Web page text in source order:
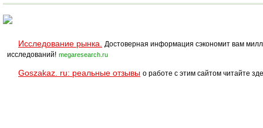
Исследование рынка.
Достоверная информация сэкономит вам
исследований! megaresearch.ru
Goszakaz. ru: реальные отзывы о работе с этим сайтом читайте